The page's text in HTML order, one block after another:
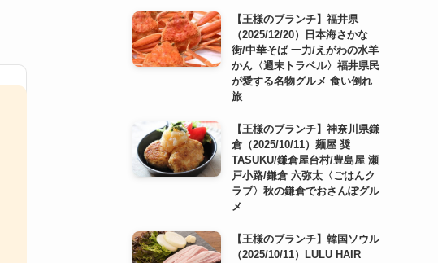
【王様のブランチ】福井県
（2025/12/20）日本海さかな
街/中華そば 一力/えがわの水羊
かん〈週末トラベル〉福井県民
が愛する名物グルメ 食い倒れ
旅
【王様のブランチ】神奈川県鎌
倉（2025/10/11）麺屋 奨
TASUKU/鎌倉屋台村/豊島屋 瀬
戸小路/鎌倉 六弥太〈ごはんク
ラブ〉秋の鎌倉でおさんぽグル
メ
【王様のブランチ】韓国ソウル
（2025/10/11）LULU HAIR